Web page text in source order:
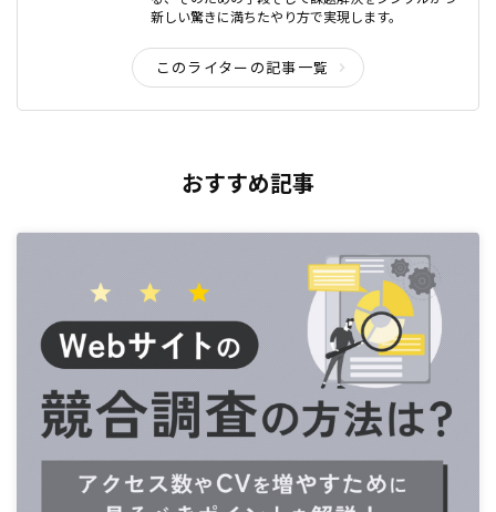
新しい驚きに満ちたやり方で実現します。
このライターの記事一覧
おすすめ記事